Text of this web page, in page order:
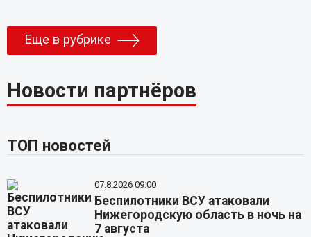
Еще в рубрике
Новости партнёров
ТОП новостей
07.8.2026 09:00
Беспилотники ВСУ атаковали
Нижегородскую область в ночь на
7 августа